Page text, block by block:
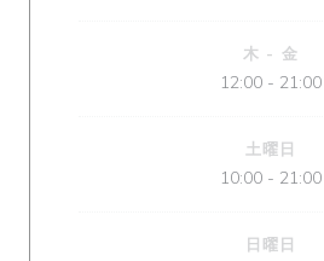
木 - 金
12:00 - 21:00
土曜日
10:00 - 21:00
日曜日